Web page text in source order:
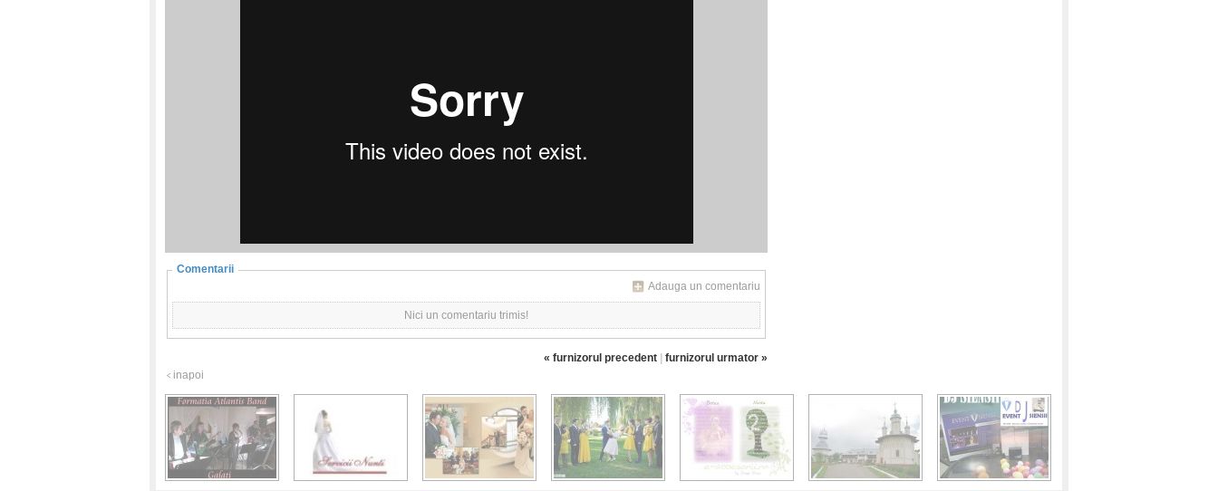
Comentarii
Adauga un comentariu
Nici un comentariu trimis!
« furnizorul precedent
furnizorul urmator »
inapoi